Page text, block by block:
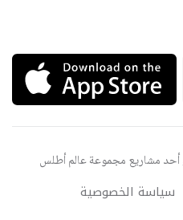
عالم أطلس
سياسة الخصوصية